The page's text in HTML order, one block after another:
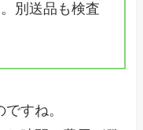
別送品も検査
すね。